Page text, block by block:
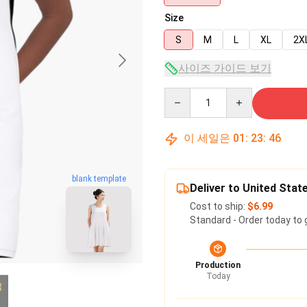
blank template
Size
S
M L XL
사이즈 가이드 보기
이 세일은 01 : 23: 45
Deliver to United
Cost to ship: $6.99
Standard - Order today to
Production
Today